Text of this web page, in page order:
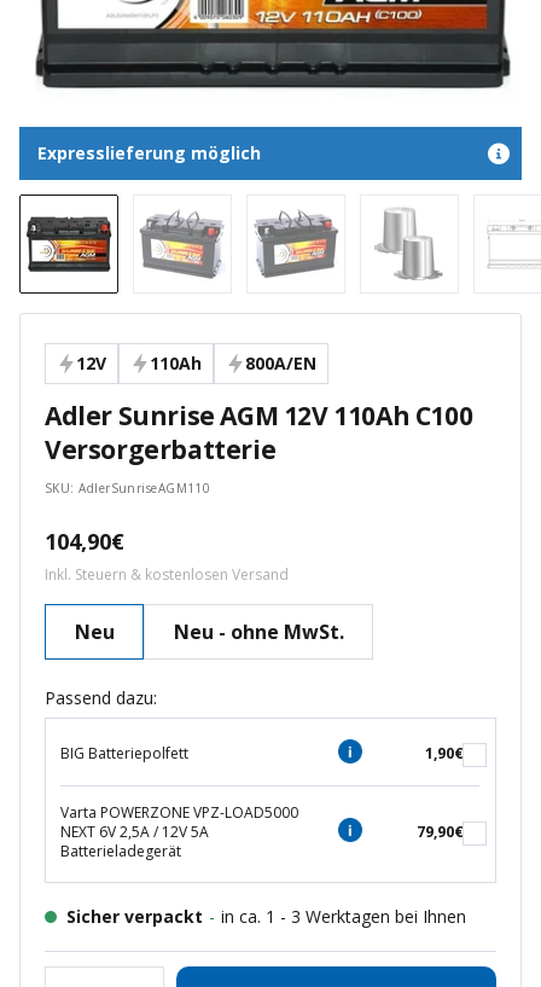
Expresslieferung möglich
12V 110Ah 800A/EN
Adler Sunrise AGM 12V 110Ah C100
Versorgerbatterie
SKU:AdlerSunriseAGM110
Angebotspreis
104,90€
Inkl. Steuern & kostenlosen Versand
Neu Neu - ohne MwSt.
Passend dazu:
BIG Batteriepolfett 1,90€
Varta POWERZONE VPZ-LOAD5000
NEXT 6V 2,5A / 12V 5A
Batterieladegerät
79,90€
Sicher verpackt - in ca. 1 - 3 Werktagen bei Ihnen